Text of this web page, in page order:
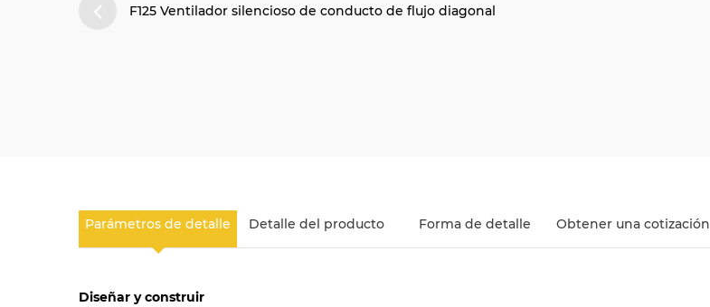
F125 Ventilador silencioso de conducto de flujo diagonal
Parámetros de detalle Detalle del producto Forma de detalle Obtener una cotización
Diseñar y construir